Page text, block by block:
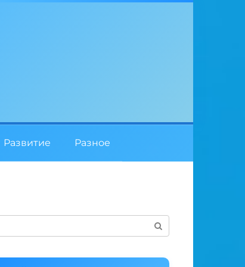
Развитие Разное